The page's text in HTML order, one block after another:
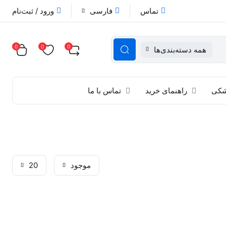
تماس فارسی ورود / ثبت‌نام
همه دسته‌بندی‌ها 0
0
0
راهنمای خرید تماس با ما
موجود 20